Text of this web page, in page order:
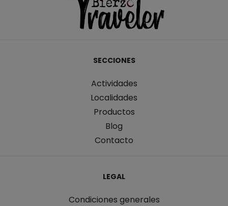
SECCIONES
Actividades
Localidades
Productos
Blog
Contacto
LEGAL
Condiciones generales